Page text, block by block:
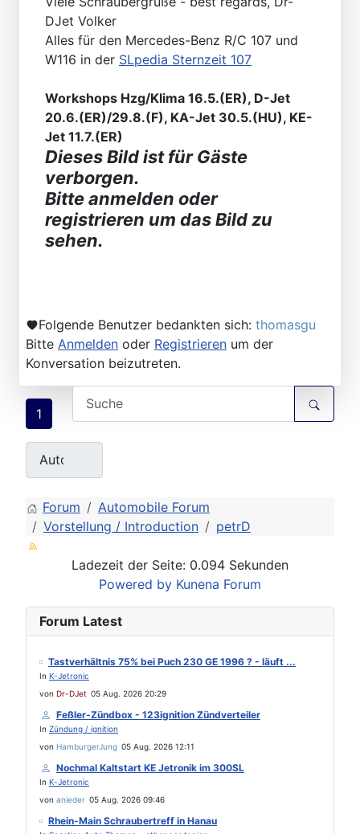
DJet Volker
Alles für den Mercedes-Benz R/C 107 und
W116 in der SLpedia Sternzeit 107
Workshops Hzg/Klima 16.5.(ER), D-Jet
20.6.(ER)/29.8.(F), KA-Jet 30.5.(HU), KE-
Jet 11.7.(ER)
Dieses Bild ist für Gäste
verborgen.
Bitte anmelden oder
registrieren um das Bild zu
sehen.
Folgende Benutzer bedankten sich: thomasgu
Bitte Anmelden oder Registrieren um der
Konversation beizutreten.
1
Forum
Automobile Forum
Vorstellung / Introduction
petrD
Ladezeit der Seite: 0.094 Sekunden
Powered by Kunena Forum
Forum Latest
Tastverhältnis 75% bei Puch 230 GE 1996 ? - läuft ...
In K-Jetronic
von Dr-DJet 05 Aug. 2026 20:29
Feßler-Zündbox - 123ignition Zündverteiler
In Zündung / ignition
von HamburgerJung 05 Aug. 2026 12:11
Nochmal Kaltstart KE Jetronik im 300SL
In K-Jetronic
von anieder 05 Aug. 2026 09:46
Rhein-Main Schraubertreff in Hanau